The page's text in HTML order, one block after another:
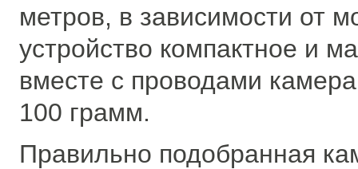
метров, в зависимости от
устройство компактное и
вместе с проводами
100 грамм.
Правильно подобранная